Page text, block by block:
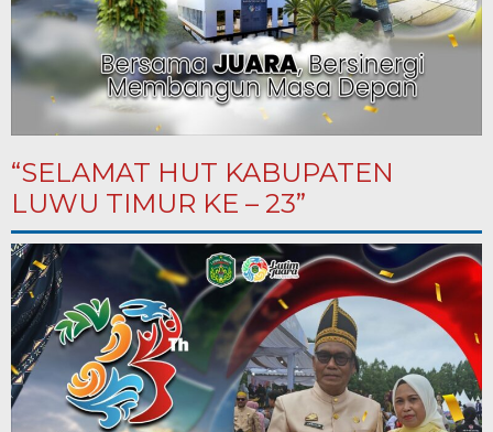
“SELAMAT HUT KABUPATEN
LUWU TIMUR KE – 23”